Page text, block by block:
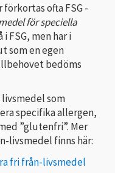
ofta FSG -
för speciella
FSG, men har i
som en egen
bedöms
som
specifika allergen,
”glutenfri”. Mer
livsmedel finns här:
fri från-livsmedel